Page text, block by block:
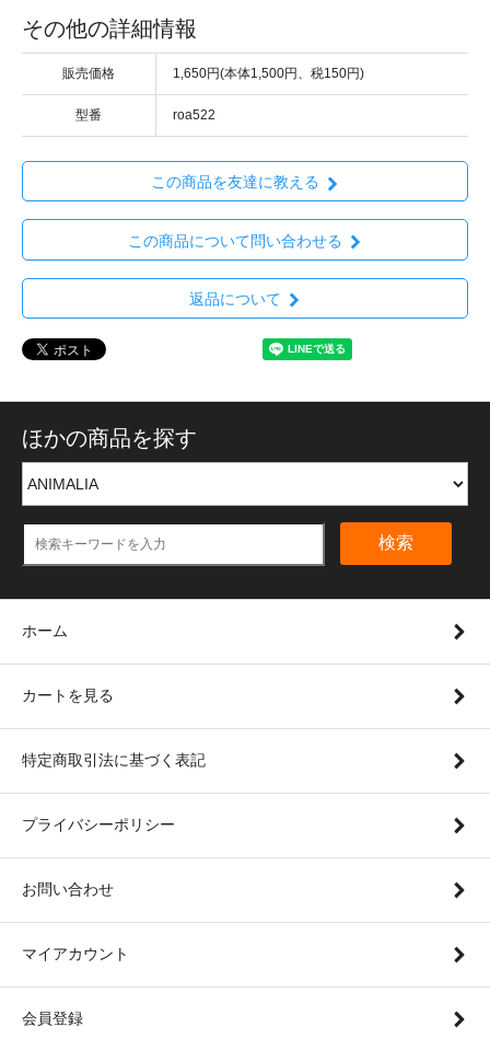
その他の詳細情報
販売価格 1,650円(本体1,500円、税150円)
型番 roa522
この商品を友達に教える
この商品について問い合わせる
返品について
ほかの商品を探す
検索
ホーム
カートを見る
特定商取引法に基づく表記
プライバシーポリシー
お問い合わせ
マイアカウント
会員登録